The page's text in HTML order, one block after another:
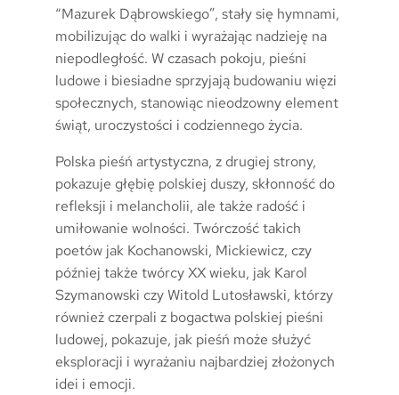
“Mazurek Dąbrowskiego”, stały się hymnami,
mobilizując do walki i wyrażając nadzieję na
niepodległość. W czasach pokoju, pieśni
ludowe i biesiadne sprzyjają budowaniu więzi
społecznych, stanowiąc nieodzowny element
świąt, uroczystości i codziennego życia.
Polska pieśń artystyczna, z drugiej strony,
pokazuje głębię polskiej duszy, skłonność do
refleksji i melancholii, ale także radość i
umiłowanie wolności. Twórczość takich
poetów jak Kochanowski, Mickiewicz, czy
później także twórcy XX wieku, jak Karol
Szymanowski czy Witold Lutosławski, którzy
również czerpali z bogactwa polskiej pieśni
ludowej, pokazuje, jak pieśń może służyć
eksploracji i wyrażaniu najbardziej złożonych
idei i emocji.